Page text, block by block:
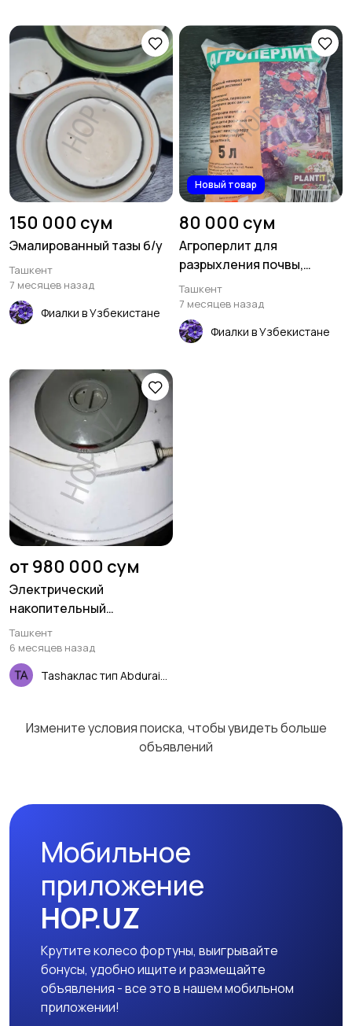
150 000 сум
Эмалированный тазы б/у
Ташкент
7 месяцев назад
Фиалки в Узбекистане
Новый товар
80 000 сум
Агроперлит для
разрыхления почвы,
торфа
Ташкент
7 месяцев назад
Фиалки в Узбекистане
от 980 000 сум
Электрический
накопительный
водонагреватель
Thermex модели ER 100V
(TR)
Ташкент
6 месяцев назад
Измените условия поиска, чтобы увидеть больше
объявлений
Мобильное
приложение
HOP.UZ
Крутите колесо фортуны, выигрывайте
бонусы, удобно ищите и размещайте
объявления - все это в нашем мобильном
приложении!